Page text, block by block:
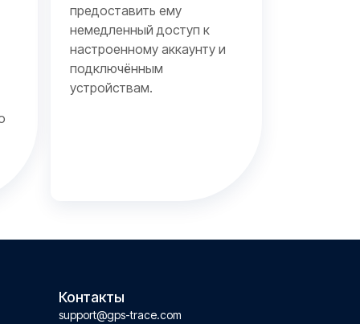
предоставить ему
немедленный доступ к
настроенному аккаунту и
подключённым
устройствам.
Контакты
support@gps-trace.com